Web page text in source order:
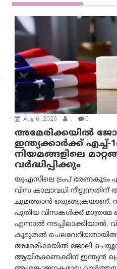
Aug 6, 2026 . 0
അമേരിക്കയില്‍
ഇന്ത്യക്കാർക്ക് എച്ച്-
നിയമങ്ങളിലെ
വർദ്ധിപ്പിക്കും
യുഎസിലെ ട്രംപ് ഭരണകൂടം
വിസ കാലാവധി
ചുമത്താൻ ഒരുങ്ങുകയാണ്.
പുതിയ വിസകൾക്ക്
എന്നാൽ
കൂടുതൽ
അമേരിക്കയില്‍ ജോലി
ആയിരക്കണക്കിന്